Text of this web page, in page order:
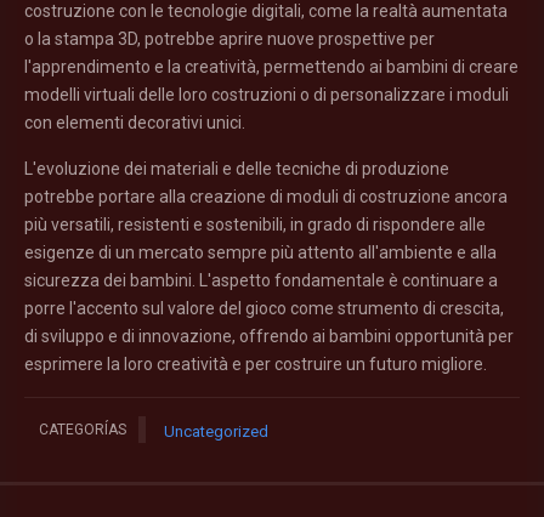
costruzione con le tecnologie digitali, come la realtà aumentata
o la stampa 3D, potrebbe aprire nuove prospettive per
l'apprendimento e la creatività, permettendo ai bambini di creare
modelli virtuali delle loro costruzioni o di personalizzare i moduli
con elementi decorativi unici.
L'evoluzione dei materiali e delle tecniche di produzione
potrebbe portare alla creazione di moduli di costruzione ancora
più versatili, resistenti e sostenibili, in grado di rispondere alle
esigenze di un mercato sempre più attento all'ambiente e alla
sicurezza dei bambini. L'aspetto fondamentale è continuare a
porre l'accento sul valore del gioco come strumento di crescita,
di sviluppo e di innovazione, offrendo ai bambini opportunità per
esprimere la loro creatività e per costruire un futuro migliore.
CATEGORÍAS Uncategorized